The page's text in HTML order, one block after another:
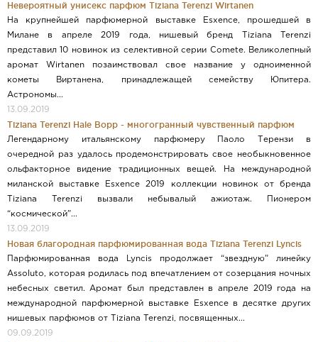
Невероятный унисекс парфюм Tiziana Terenzi Wirtanen
На крупнейшей парфюмерной выставке Esxence, прошедшей в
Милане в апреле 2019 года, нишевый бренд Tiziana Terenzi
представил 10 новинок из селективной серии Comete. Великолепный
аромат Wirtanen позаимствовал свое название у одноименной
кометы Виртанена, принадлежащей семейству Юпитера.
Астрономы...
13.09.2019
Tiziana Terenzi Hale Bopp - многогранный чувственный парфюм
Легендарному итальянскому парфюмеру Паоло Терензи в
очередной раз удалось продемонстрировать свое необыкновенное
ольфакторное видение традиционных вещей. На международной
миланской выставке Esxence 2019 коллекции новинок от бренда
Tiziana Terenzi вызвали небывалый ажиотаж. Пионером
“космической”...
13.09.2019
Новая благородная парфюмированная вода Tiziana Terenzi Lyncis
Парфюмированная вода Lyncis продолжает “звездную” линейку
Assoluto, которая родилась под впечатлением от созерцания ночных
небесных светил. Аромат был представлен в апреле 2019 года на
международной парфюмерной выставке Esxence в десятке других
нишевых парфюмов от Tiziana Terenzi, посвященных...
09.09.2019